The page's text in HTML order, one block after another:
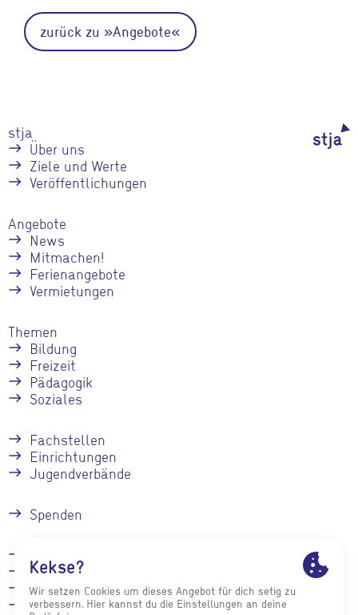
zurück zu »Angebote«
stja
Über uns
Ziele und Werte
Veröffentlichungen
Angebote
News
Mitmachen!
Ferienangebote
Vermietungen
Themen
Bildung
Freizeit
Pädagogik
Soziales
Fachstellen
Einrichtungen
Jugendverbände
Spenden
Stellenangebote
Presse
Impressum